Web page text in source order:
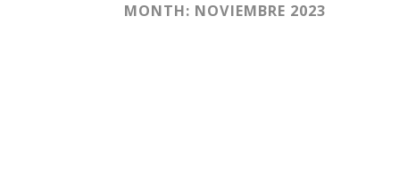
MONTH: NOVIEMBRE 2023